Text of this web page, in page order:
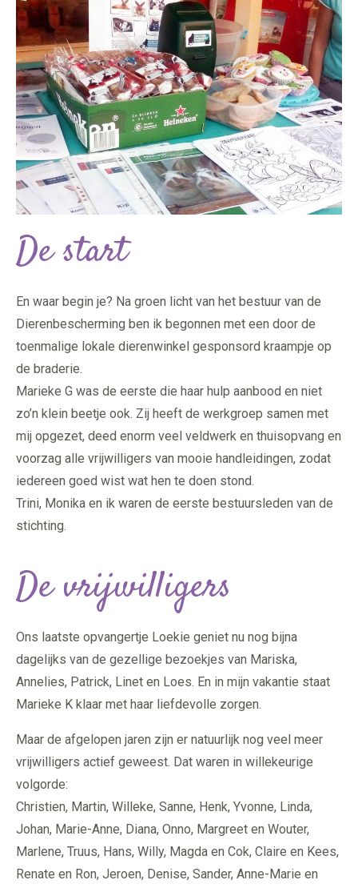
De start
En waar begin je? Na groen licht van het bestuur van de
Dierenbescherming ben ik begonnen met een door de
toenmalige lokale dierenwinkel gesponsord kraampje op
de braderie.
Marieke G was de eerste die haar hulp aanbood en niet
zo’n klein beetje ook. Zij heeft de werkgroep samen met
mij opgezet, deed enorm veel veldwerk en thuisopvang en
voorzag alle vrijwilligers van mooie handleidingen, zodat
iedereen goed wist wat hen te doen stond.
Trini, Monika en ik waren de eerste bestuursleden van de
stichting.
De vrijwilligers
Ons laatste opvangertje Loekie geniet nu nog bijna
dagelijks van de gezellige bezoekjes van Mariska,
Annelies, Patrick, Linet en Loes. En in mijn vakantie staat
Marieke K klaar met haar liefdevolle zorgen.
Maar de afgelopen jaren zijn er natuurlijk nog veel meer
vrijwilligers actief geweest. Dat waren in willekeurige
volgorde:
Christien, Martin, Willeke, Sanne, Henk, Yvonne, Linda,
Johan, Marie-Anne, Diana, Onno, Margreet en Wouter,
Marlene, Truus, Hans, Willy, Magda en Cok, Claire en Kees,
Renate en Ron, Jeroen, Denise, Sander, Anne-Marie en